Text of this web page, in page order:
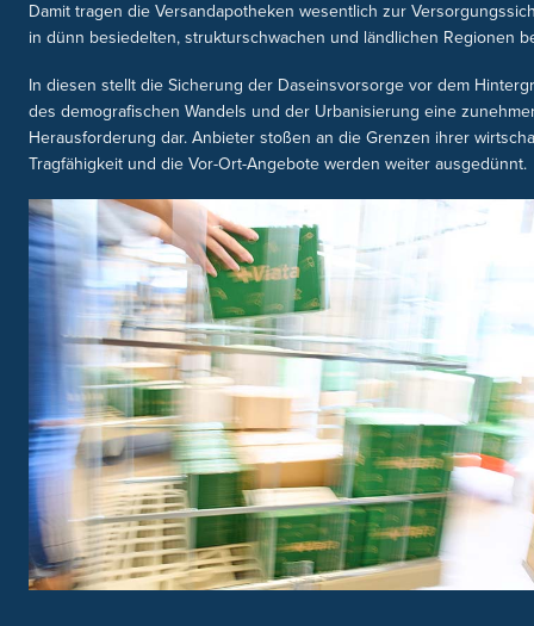
Damit tragen die Versandapotheken wesentlich zur
in dünn besiedelten, strukturschwachen und ländlichen Regionen
In diesen stellt die Sicherung der Daseinsvorsorge vor dem
des demografischen Wandels und der Urbanisierung eine
Herausforderung dar. Anbieter stoßen an die Grenzen ihrer
Tragfähigkeit und die Vor-Ort-Angebote werden weiter